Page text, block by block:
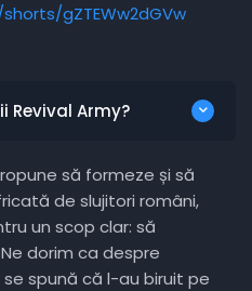
gZTEWw2dGVw
Revival Army?
să formeze și să
de slujitori români,
un scop clar: să
dorim ca despre
se spună că l-au biruit pe